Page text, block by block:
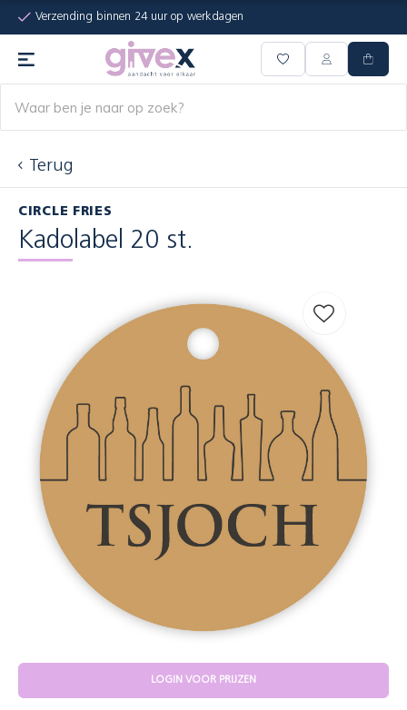
Verzending binnen 24 uur op werkdagen
Terug
CIRCLE FRIES
Kadolabel 20 st.
LOGIN VOOR PRIJZEN